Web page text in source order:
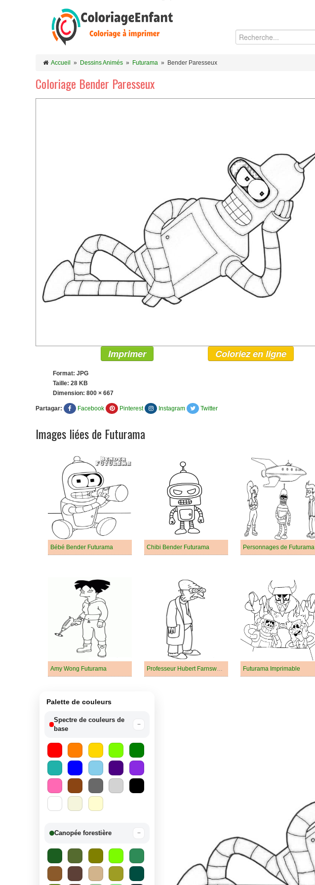
Accueil » Dessins Animés » Futurama » Bender Paresseux
Coloriage Bender Paresseux
Imprimer Coloriez en ligne
Format: JPG
Taille: 28 KB
Dimension: 800 × 667
Partagar: Facebook Pinterest Instagram Twitter
Images liées de Futurama
Bébé Bender Futurama Chibi Bender Futurama Personnages de Futurama
Amy Wong Futurama Professeur Hubert Farnsworth de Futurama Futurama Imprimable
Palette de couleurs
Spectre de couleurs de
base
−
Canopée forestière −